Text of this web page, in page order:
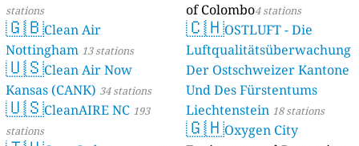
stations
🇬🇧Clean Air
Nottingham 13 stations
🇺🇸Clean Air Now
Kansas (CANK) 34 stations
🇺🇸CleanAIRE NC 193
stations
of Colombo4 stations
🇨🇭OSTLUFT - Die
Luftqualitätsüberwachung
Der Ostschweizer Kantone
Und Des Fürstentums
Liechtenstein 18 stations
🇬🇭Oxygen City